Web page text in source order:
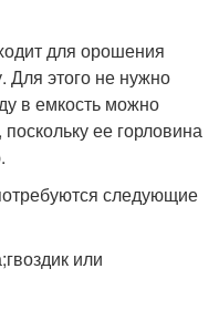
для орошения
Для этого не нужно
в емкость можно
ее горловина
следующие
или